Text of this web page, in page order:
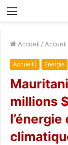
Menu
Accueil / Accueil |
Accueil | Energie
millions